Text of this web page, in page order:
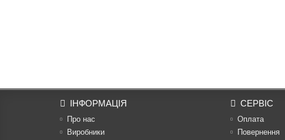
ІНФОРМАЦІЯ
Про нас
Виробники
СЕРВІС
Оплата
Повернення